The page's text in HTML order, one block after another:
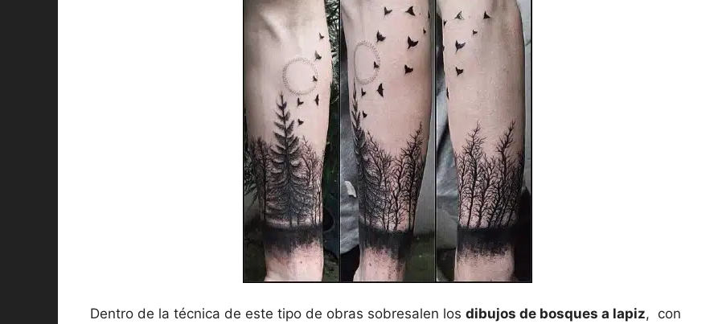
Dentro de la técnica de este tipo de obras sobresalen los dibujos de bosques a lapiz, con